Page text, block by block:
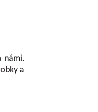
námi.
a